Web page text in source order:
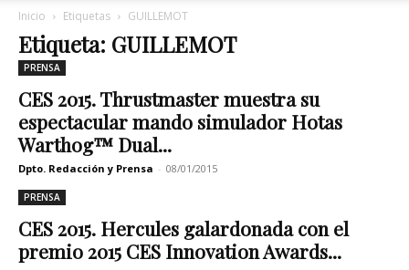
Inicio Etiquetas GUILLEMOT
Etiqueta: GUILLEMOT
PRENSA
CES 2015. Thrustmaster muestra su
espectacular mando simulador Hotas
Warthog™ Dual...
Dpto. Redacción y Prensa - 08/01/2015
PRENSA
CES 2015. Hercules galardonada con el
premio 2015 CES Innovation Awards...